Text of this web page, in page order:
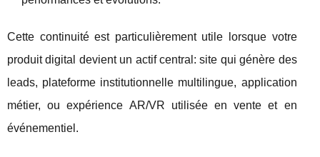
Cette continuité est particulièrement utile lorsque votre
produit digital devient un actif central: site qui génère des
leads, plateforme institutionnelle multilingue, application
métier, ou expérience AR/VR utilisée en vente et en
événementiel.